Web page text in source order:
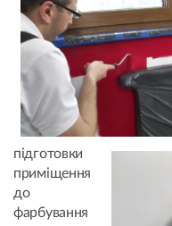
підготовки
приміщення
до
фарбування